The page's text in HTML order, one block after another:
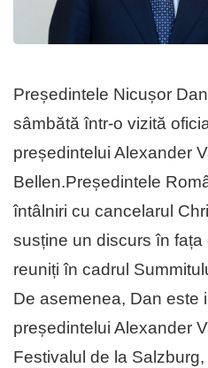
Președintele Nicușor
sâmbătă într-o vizită
președintelui Alexander
Bellen.Președintele
întâlniri cu cancelarul
susține un discurs în
reuniți în cadrul
De asemenea, Dan este
președintelui Alexander
Festivalul de la